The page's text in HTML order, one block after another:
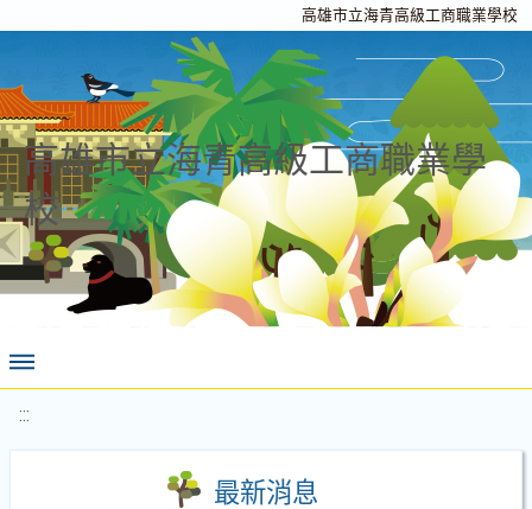
高雄市立海青高級工商職業學校
高雄市立海青高級工商職業學
校
:::
最新消息